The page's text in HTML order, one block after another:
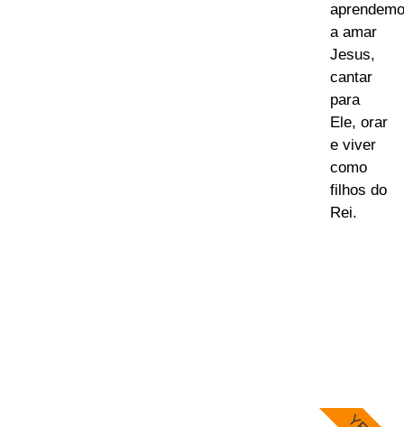
a amar
Jesus,
cantar
para
Ele, orar
e viver
como
filhos do
Rei.